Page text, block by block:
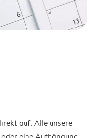
auf. Alle unsere